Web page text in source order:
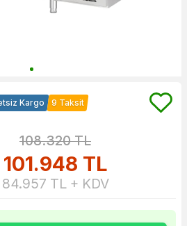
Kargo 9 Taksit
108.320TL
101.948 TL
84.957 TL + KDV